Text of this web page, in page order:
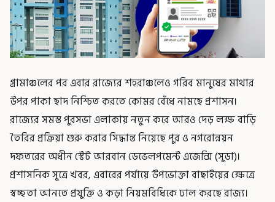
গ্রামাঞ্চলের পর এবার রাজ্যের শহরাঞ্চলেও গরিব মানুষের মাথার
উপর পাকা ছাদ নিশ্চিত করতে কোমর বেঁধে নামছে প্রশাসন।
রাজ্যের সমস্ত পুরসভা এলাকায় নতুন করে আরও দেড় লক্ষ বাড়ি
তৈরির প্রক্রিয়া শুরু করার সিদ্ধান্ত নিয়েছে পুর ও নগরোন্নয়ন
দফতরের অধীন স্টেট আরবান ডেভেলপমেন্ট এজেন্সি (সুডা)।
প্রশাসনিক সূত্রে খবর, এবারের পর্যায়ে উপভোক্তা বাছাইয়ের ক্ষেত্রে
স্বচ্ছতা আনতে প্রযুক্তি ও কড়া নিয়মবিধিকে ঢাল করছে রাজ্য।